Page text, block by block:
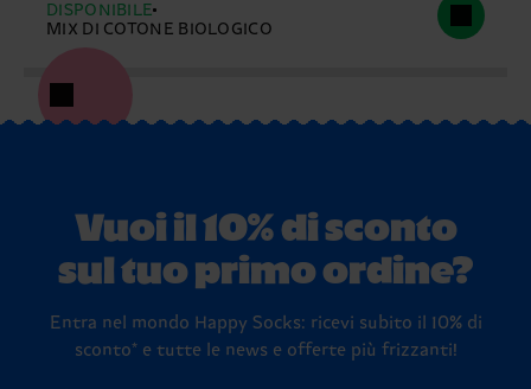
DISPONIBILE
MIX DI COTONE BIOLOGICO
Vuoi il 10% di sconto
sul tuo primo ordine?
Entra nel mondo Happy Socks: ricevi subito il 10% di
sconto* e tutte le news e offerte più frizzanti!